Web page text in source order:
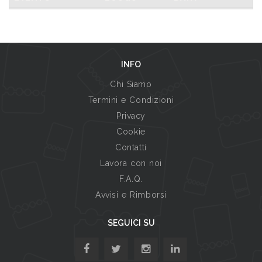
INFO
Chi Siamo
Termini e Condizioni
Privacy
Cookie
Contatti
Lavora con noi
F.A.Q.
Avvisi e Rimborsi
SEGUICI SU